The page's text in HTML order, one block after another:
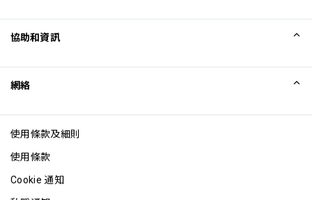
Excellence Awards
網誌
協助和資訊
網絡
使用條款及細則
使用條款
Cookie 通知